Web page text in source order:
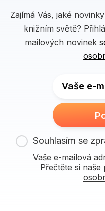
Zajímá Vás, jaké
knižním světě?
mailových novinek
Vaše e-
Souhlasím se
Vaše e-mailová
Přečtěte si